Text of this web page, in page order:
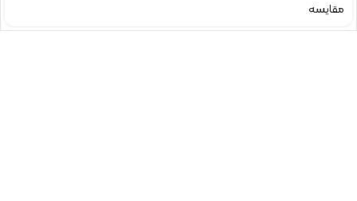
مقایسه